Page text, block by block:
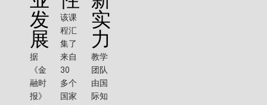
发
展
据
《金
融时
报》
该课
程汇
集了
来自
30
多个
国家
实
力
教学
团队
由国
际知